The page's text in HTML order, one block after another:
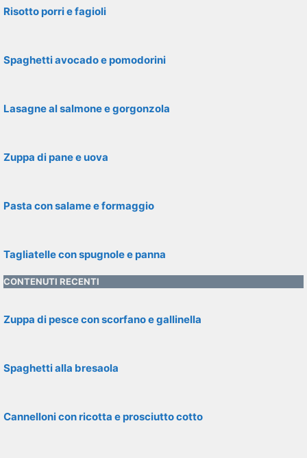
Risotto porri e fagioli
Spaghetti avocado e pomodorini
Lasagne al salmone e gorgonzola
Zuppa di pane e uova
Pasta con salame e formaggio
Tagliatelle con spugnole e panna
CONTENUTI RECENTI
Zuppa di pesce con scorfano e gallinella
Spaghetti alla bresaola
Cannelloni con ricotta e prosciutto cotto